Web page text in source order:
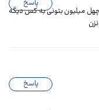
میلیون بتونی به کس دیگه
پاسخ
پاسخ